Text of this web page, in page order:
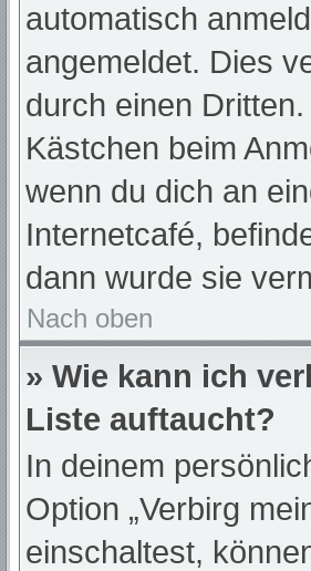
automatisch
angemeldet. Dies
durch einen
Kästchen beim
wenn du dich an
Internetcafé,
dann wurde sie
Nach oben
» Wie kann ich
Liste auftaucht?
In deinem
Option „Verbirg
einschaltest,